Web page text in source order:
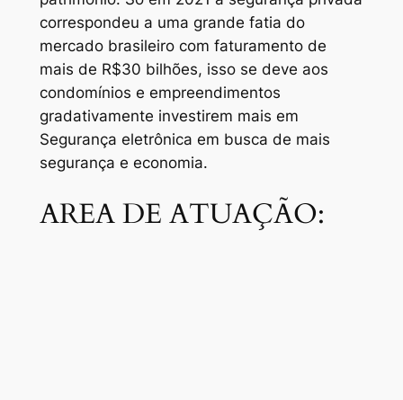
correspondeu a uma grande fatia do
mercado brasileiro com faturamento de
mais de R$30 bilhões, isso se deve aos
condomínios e empreendimentos
gradativamente investirem mais em
Segurança eletrônica em busca de mais
segurança e economia.
AREA DE ATUAÇÃO: